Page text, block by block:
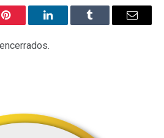
Pinterest LinkedInTumblr
E-